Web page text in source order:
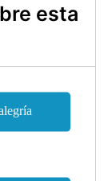
esta